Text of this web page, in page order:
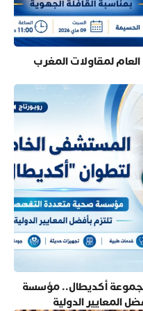
لمقاولات المغرب
أكديطال.. مؤسسة
المعايير الدولية